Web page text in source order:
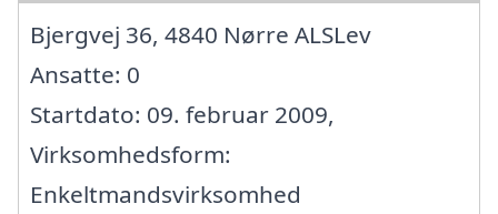
Bjergvej 36, 4840 Nørre ALSLev
Ansatte: 0
Startdato: 09. februar 2009,
Virksomhedsform:
Enkeltmandsvirksomhed